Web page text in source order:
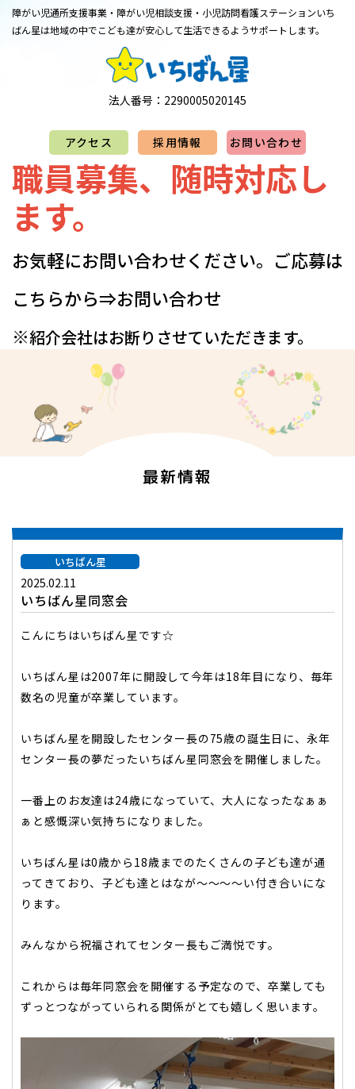
障がい児通所支援事業・障がい児相談支援・小児訪問看護ステーション​​​​​​​いち
ばん星は地域の中でこども達が安心して生活できるようサポートします。
法人番号：2290005020145
アクセス 採用情報 お問い合わせ
職員募集、随時対応し
ます。
お気軽にお問い合わせください。​​​​​​​​​ご応募は
こちらから⇒お問い合わせ
※紹介会社はお断りさせていただきます。
最新情報
いちばん星
2025.02.11
いちばん星同窓会
こんにちはいちばん星です☆
いちばん星は2007年に開設して今年は18年目になり、毎年
数名の児童が卒業しています。
いちばん星を開設したセンター長の75歳の誕生日に、永年
センター長の夢だったいちばん星同窓会を開催しました。
一番上のお友達は24歳になっていて、大人になったなぁぁ
ぁと感慨深い気持ちになりました。
いちばん星は0歳から18歳までのたくさんの子ども達が通
ってきており、子ども達とはなが～～～～い付き合いにな
ります。
みんなから祝福されてセンター長もご満悦です。
これからは毎年同窓会を開催する予定なので、卒業しても
ずっとつながっていられる関係がとても嬉しく思います。